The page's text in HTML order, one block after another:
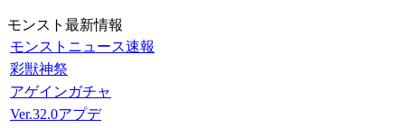
モンスト最新情報
モンストニュース速報
彩獣神祭
アゲインガチャ
Ver.32.0アプデ